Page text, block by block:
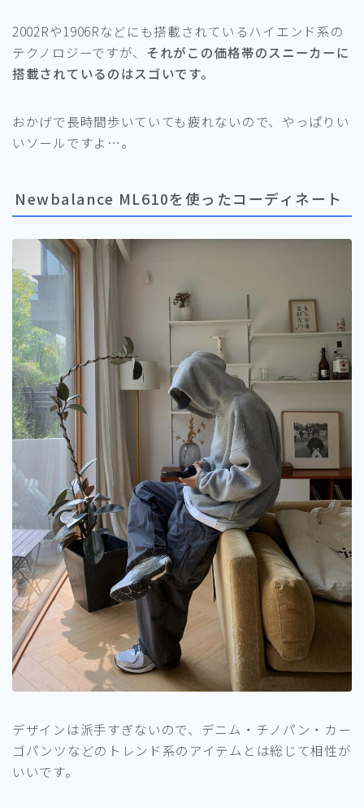
2002Rや1906Rなどにも搭載されているハイエンド系の
テクノロジーですが、 それがこの価格帯のスニーカーに
搭載されているのはスゴいです。
おかげで長時間歩いていても疲れないので、やっぱりい
いソールですよ…。
Newbalance ML610を使ったコーディネート
デザインは派手すぎないので、デニム・チノパン・カー
ゴパンツなどのトレンド系のアイテムとは総じて相性が
いいです。